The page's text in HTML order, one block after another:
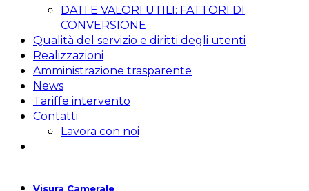
DATI E VALORI UTILI: FATTORI DI
CONVERSIONE
Qualità del servizio e diritti degli utenti
Realizzazioni
Amministrazione trasparente
News
Tariffe intervento
Contatti
Lavora con noi
Visura Camerale